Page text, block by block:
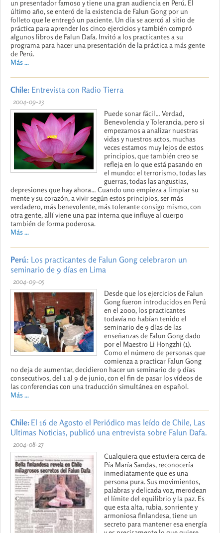
un presentador famoso y tiene una gran audiencia en Perú. El
último año, se enteró de la existencia de Falun Gong por un
folleto que le entregó un paciente. Un día se acercó al sitio de
práctica para aprender los cinco ejercicios y también compró
algunos libros de Falun Dafa. Invitó a los practicantes a su
programa para hacer una presentación de la práctica a más gente
de Perú.
Más ...
Chile: Entrevista con Radio Tierra
2004-09-23
Puede sonar fácil… Verdad,
Benevolencia y Tolerancia, pero si
empezamos a analizar nuestras
vidas y nuestros actos, muchas
veces estamos muy lejos de estos
principios, que también creo se
refleja en lo que está pasando en
el mundo: el terrorismo, todas las
guerras, todas las angustias,
depresiones que hay ahora… Cuando uno empieza a limpiar su
mente y su corazón, a vivir según estos principios, ser más
verdadero, más benevolente, más tolerante consigo mismo, con
otra gente, allí viene una paz interna que influye al cuerpo
también de forma poderosa.
Más ...
Perú: Los practicantes de Falun Gong celebraron un
seminario de 9 días en Lima
2004-09-05
Desde que los ejercicios de Falun
Gong fueron introducidos en Perú
en el 2000, los practicantes
todavía no habían tenido el
seminario de 9 días de las
enseñanzas de Falun Gong dado
por el Maestro Li Hongzhi (1).
Como el número de personas que
comienza a practicar Falun Gong
no deja de aumentar, decidieron hacer un seminario de 9 días
consecutivos, del 1 al 9 de junio, con el fin de pasar los vídeos de
las conferencias con una traducción simultánea en español.
Más ...
Chile: El 16 de Agosto el Periódico mas leído de Chile, Las
Ultimas Noticias, publicó una entrevista sobre Falun Dafa.
2004-08-27
Cualquiera que estuviera cerca de
Pía María Sandas, reconocería
inmediatamente que es una
persona pura. Sus movimientos,
palabras y delicada voz, merodean
el límite del equilibrio y la paz. Es
que esta alta, rubia, sonriente y
armoniosa finlandesa, tiene un
secreto para mantener esa energía